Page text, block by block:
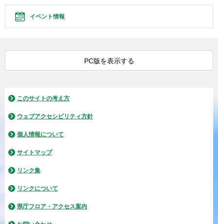
イベント情報
PC版を表示する
このサイトの考え方
ウェブアクセシビリティ方針
個人情報について
サイトマップ
リンク集
リンクについて
県庁フロア・アクセス案内